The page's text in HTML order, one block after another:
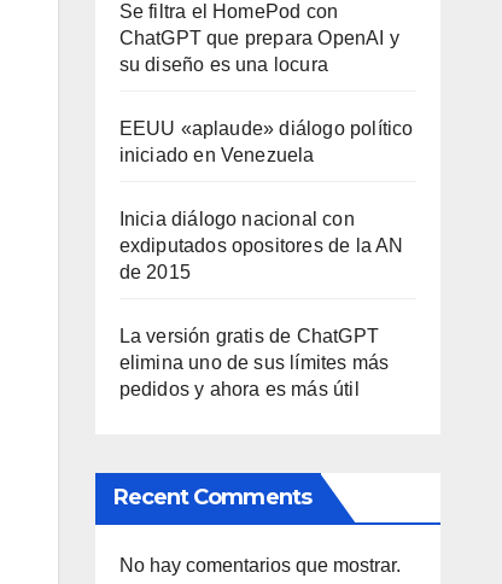
Se filtra el HomePod con
ChatGPT que prepara OpenAI y
su diseño es una locura
EEUU «aplaude» diálogo político
iniciado en Venezuela
Inicia diálogo nacional con
exdiputados opositores de la AN
de 2015
La versión gratis de ChatGPT
elimina uno de sus límites más
pedidos y ahora es más útil
Recent Comments
No hay comentarios que mostrar.